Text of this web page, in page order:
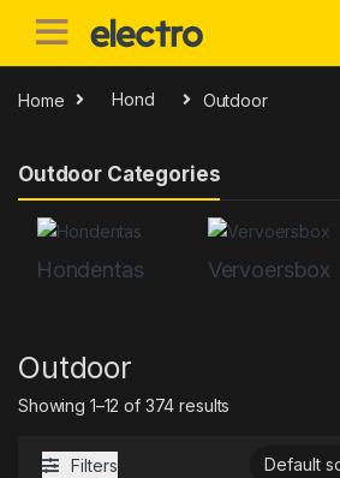
Home Hond Outdoor
Outdoor Categories
Hondentas Vervoersbox
Outdoor
Showing 1–12 of 374 results
Filters